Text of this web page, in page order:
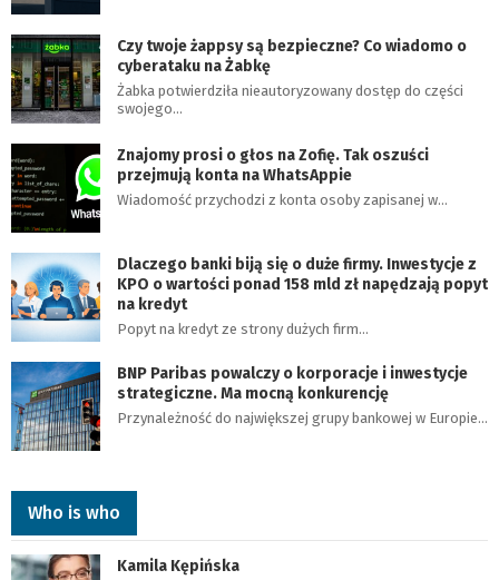
Czy twoje żappsy są bezpieczne? Co wiadomo o
cyberataku na Żabkę
Żabka potwierdziła nieautoryzowany dostęp do części
swojego…
Znajomy prosi o głos na Zofię. Tak oszuści
przejmują konta na WhatsAppie
Wiadomość przychodzi z konta osoby zapisanej w…
Dlaczego banki biją się o duże firmy. Inwestycje z
KPO o wartości ponad 158 mld zł napędzają popyt
na kredyt
Popyt na kredyt ze strony dużych firm…
BNP Paribas powalczy o korporacje i inwestycje
strategiczne. Ma mocną konkurencję
Przynależność do największej grupy bankowej w Europie…
Who is who
Kamila Kępińska